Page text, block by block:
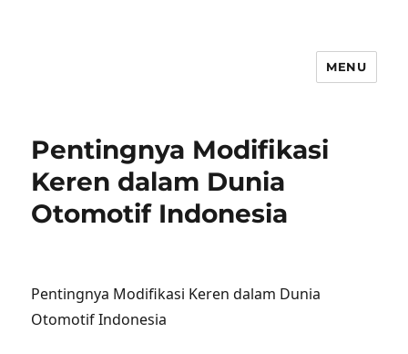
MENU
Pentingnya Modifikasi
Keren dalam Dunia
Otomotif Indonesia
Pentingnya Modifikasi Keren dalam Dunia
Otomotif Indonesia